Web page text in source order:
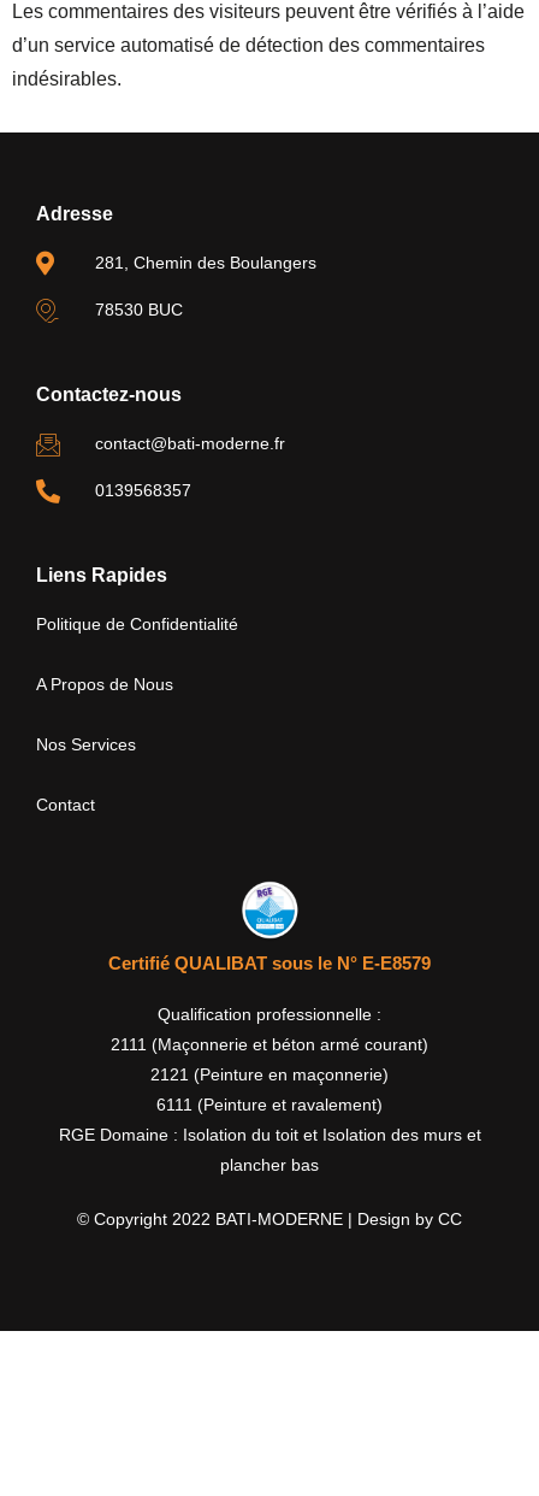
Les commentaires des visiteurs peuvent être vérifiés à l’aide
d’un service automatisé de détection des commentaires
indésirables.
Adresse
281, Chemin des Boulangers
78530 BUC
Contactez-nous
contact@bati-moderne.fr
0139568357
Liens Rapides
Politique de Confidentialité
A Propos de Nous
Nos Services
Contact
Certifié QUALIBAT sous le N° E-E8579
Qualification professionnelle :
2111 (Maçonnerie et béton armé courant)
2121 (Peinture en maçonnerie)
6111 (Peinture et ravalement)
RGE Domaine : Isolation du toit et Isolation des murs et
plancher bas
© Copyright 2022 BATI-MODERNE | Design by CC